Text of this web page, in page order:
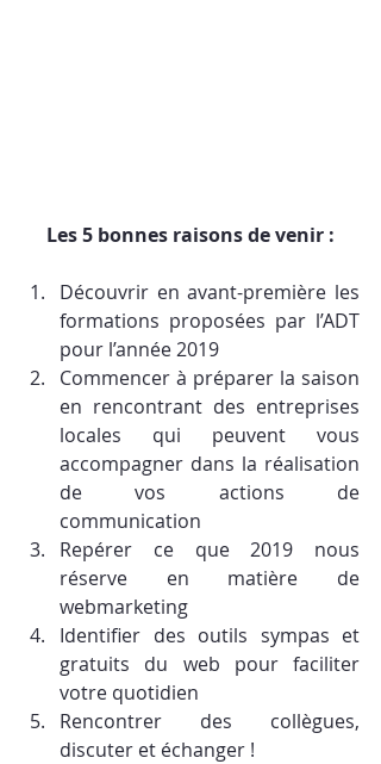
Les 5 bonnes raisons de venir :
Découvrir en avant-première les
formations proposées par l’ADT
pour l’année 2019
Commencer à préparer la saison
en rencontrant des entreprises
locales qui peuvent vous
accompagner dans la réalisation
de vos actions de
communication
Repérer ce que 2019 nous
réserve en matière de
webmarketing
Identifier des outils sympas et
gratuits du web pour faciliter
votre quotidien
Rencontrer des collègues,
discuter et échanger !